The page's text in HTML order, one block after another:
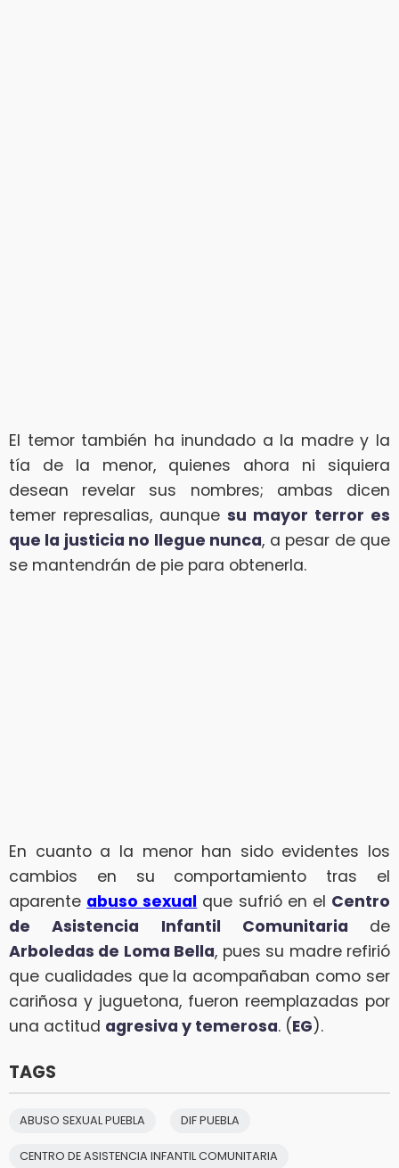
El temor también ha inundado a la madre y la
tía de la menor, quienes ahora ni siquiera
desean revelar sus nombres; ambas dicen
temer represalias, aunque su mayor terror es
que la justicia no llegue nunca, a pesar de que
se mantendrán de pie para obtenerla.
En cuanto a la menor han sido evidentes los
cambios en su comportamiento tras el
aparente abuso sexual que sufrió en el Centro
de Asistencia Infantil Comunitaria de
Arboledas de Loma Bella, pues su madre refirió
que cualidades que la acompañaban como ser
cariñosa y juguetona, fueron reemplazadas por
una actitud agresiva y temerosa. (EG).
TAGS
ABUSO SEXUAL PUEBLA DIF PUEBLA
CENTRO DE ASISTENCIA INFANTIL COMUNITARIA